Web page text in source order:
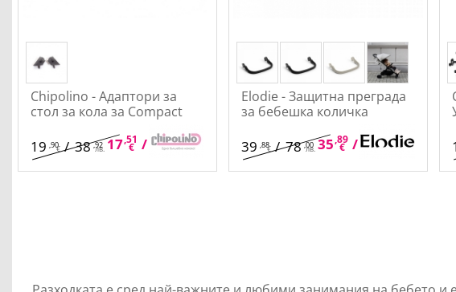
Chipolino - Адаптори за
стол за кола за Compact
19 ,90€/38 ,92
лв. 17,51
€ / 34,25
лв.
Elodie - Защитна преграда
за бебешка количка
39 ,88€/78 ,00
лв. 35,89
€ /70,20
лв.